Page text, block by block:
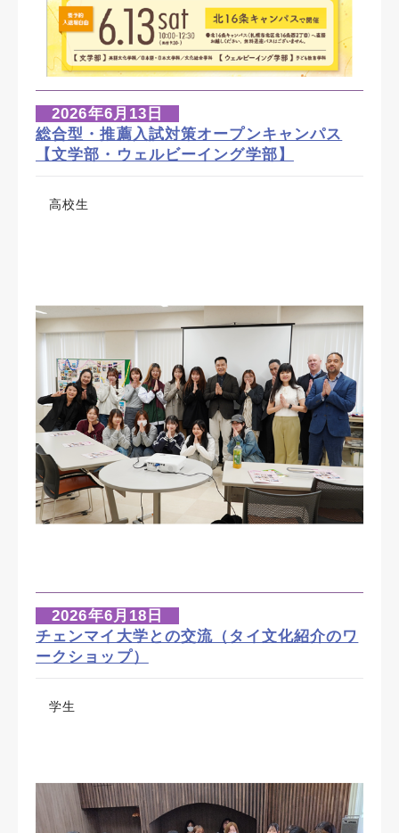
2026年6月13日
総合型・推薦入試対策オープンキャンパス
【文学部・ウェルビーイング学部】
高校生
2026年6月18日
チェンマイ大学との交流（タイ文化紹介のワ
ークショップ）
学生